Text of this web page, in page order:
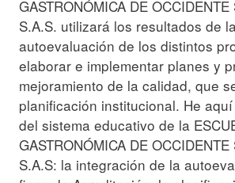
GASTRONÓMICA DE
S.A.S. utilizará los resultados de la
autoevaluación de los distintos
elaborar e implementar planes y
mejoramiento de la calidad, que
planificación institucional. He
del sistema educativo de la
GASTRONÓMICA DE
S.A.S: la integración de la